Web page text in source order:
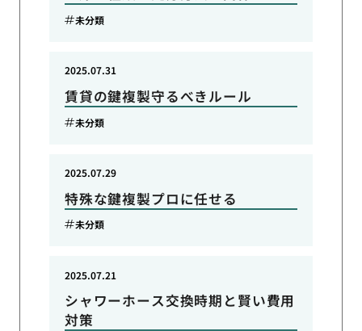
未分類
賃貸の鍵複製守るべきルール
2025.07.31
未分類
特殊な鍵複製プロに任せる
2025.07.29
未分類
シャワーホース交換時期と賢い費用
対策
2025.07.21